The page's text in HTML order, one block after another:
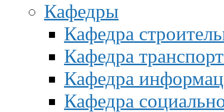
Кафедры
Кафедра
Кафедра
Кафедра
Кафедра